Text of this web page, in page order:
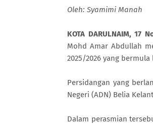
Oleh: Syamimi Manah
KOTA DARULNAIM, 17
Mohd Amar Abdullah
2025/2026 yang
Persidangan yang
Negeri (ADN) Belia
Dalam perasmian